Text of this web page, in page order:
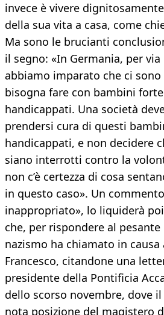
invece è vivere
della sua vita a casa, come
Ma sono le brucianti
il segno: «In Germania, per
abbiamo imparato che ci sono
bisogna fare con bambini
handicappati. Una società
prendersi cura di questi
handicappati, e non decidere
siano interrotti contro la
non c’è certezza di cosa
in questo caso». Un
inappropriato», lo liquiderà
che, per rispondere al
nazismo ha chiamato in
Francesco, citandone una
presidente della Pontificia
dello scorso novembre, dove
nota posizione del magistero